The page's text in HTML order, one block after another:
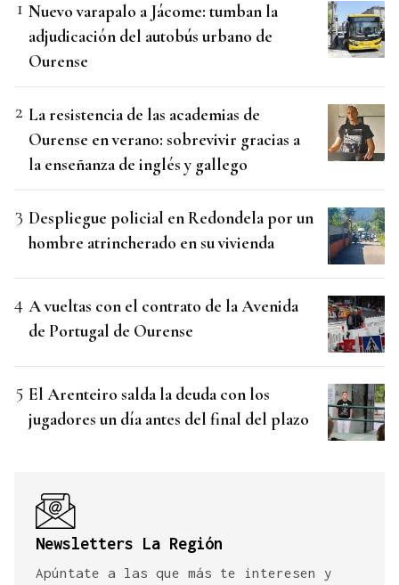
Nuevo varapalo a Jácome: tumban la
adjudicación del autobús urbano de
Ourense
La resistencia de las academias de
Ourense en verano: sobrevivir gracias a
la enseñanza de inglés y gallego
Despliegue policial en Redondela por un
hombre atrincherado en su vivienda
A vueltas con el contrato de la Avenida
de Portugal de Ourense
El Arenteiro salda la deuda con los
jugadores un día antes del final del plazo
Newsletters La Región
Apúntate a las que más te interesen y